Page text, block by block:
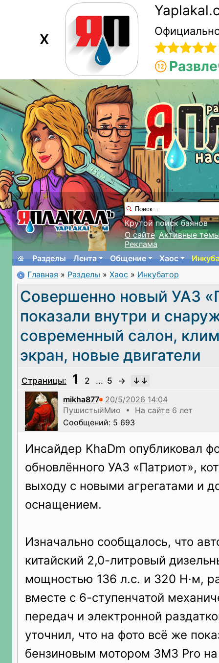
X
Крутой поиск баянов
О сайте Активные
Реклама
Разделы
Лента Общение Хаос
Главная » Разделы » Хаос » Инкубатор
Совершенно новый УАЗ
показали внутри и
современный салон,
экран, новые двигатели
Страницы: 1 2 ... 5
→
mikha877
ПушистыйМио • На сайте 6 лет
Сообщений: 5 693
Инсайдер KhaDm опубликовал
обновлённого УАЗ «Патриот»,
выходу с новыми агрегатами и
оснащением.
Изначально сообщалось, что
китайский 2,0-литровый
мощностью 136 л.с. и 320 Н·м,
вместе с 6-ступенчатой
передач и электронной
уточнил, что на фото всё же
бензиновым мотором ЗМЗ Pro на